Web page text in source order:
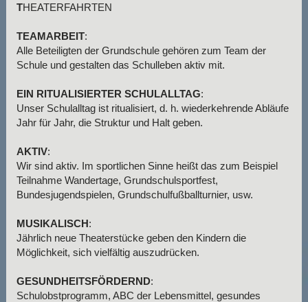
THEATERFAHRTEN
TEAMARBEIT:
Alle Beteiligten der Grundschule gehören zum Team der
Schule und gestalten das Schulleben aktiv mit.
EIN RITUALISIERTER SCHULALLTAG:
Unser Schulalltag ist ritualisiert, d. h. wiederkehrende Abläufe
Jahr für Jahr, die Struktur und Halt geben.
AKTIV:
Wir sind aktiv. Im sportlichen Sinne heißt das zum Beispiel
Teilnahme Wandertage, Grundschulsportfest,
Bundesjugendspielen, Grundschulfußballturnier, usw.
MUSIKALISCH:
Jährlich neue Theaterstücke geben den Kindern die
Möglichkeit, sich vielfältig auszudrücken.
GESUNDHEITSFÖRDERND:
Schulobstprogramm, ABC der Lebensmittel, gesundes